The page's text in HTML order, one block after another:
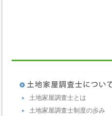
土地家屋調査士とは
土地家屋調査士制度の歩み